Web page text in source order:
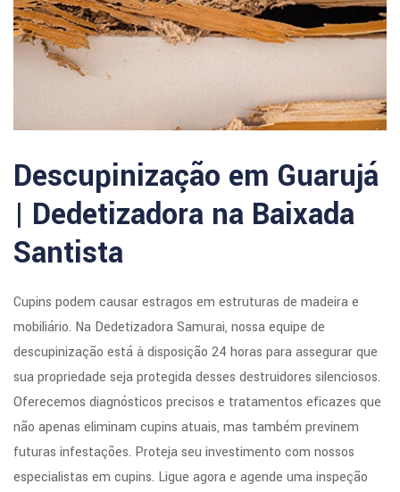
Descupinização em Guarujá
| Dedetizadora na Baixada
Santista
Cupins podem causar estragos em estruturas de madeira e
mobiliário. Na Dedetizadora Samurai, nossa equipe de
descupinização está à disposição 24 horas para assegurar que
sua propriedade seja protegida desses destruidores silenciosos.
Oferecemos diagnósticos precisos e tratamentos eficazes que
não apenas eliminam cupins atuais, mas também previnem
futuras infestações. Proteja seu investimento com nossos
especialistas em cupins. Ligue agora e agende uma inspeção